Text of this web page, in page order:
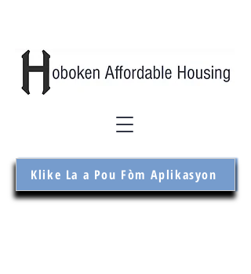
Klike La a Pou Fòm Aplikasyon